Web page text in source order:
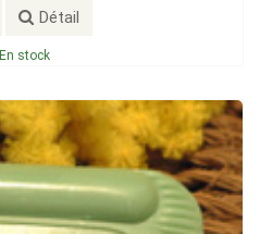
Détail
En stock